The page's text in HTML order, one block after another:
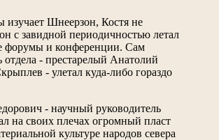
изучает Шнеерзон, Костя не
с завидной периодичностью летал
форумы и конференции. Сам
отдела - престарелый Анатолий
- улетал куда-либо гораздо
- научный руководитель
на своих плечах огромный пласт
культуре народов севера